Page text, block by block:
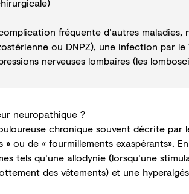
fréquente d'autres
ou DNPZ), une infection par le
nerveuses lombaires (les
neuropathique ?
chronique souvent décrite par
» ou de « fourmillements exaspérants».
tels qu'une allodynie (lorsqu'une
des vêtements) et une